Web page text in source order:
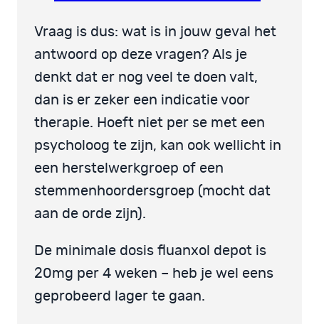
Vraag is dus: wat is in jouw geval het
antwoord op deze vragen? Als je
denkt dat er nog veel te doen valt,
dan is er zeker een indicatie voor
therapie. Hoeft niet per se met een
psycholoog te zijn, kan ook wellicht in
een herstelwerkgroep of een
stemmenhoordersgroep (mocht dat
aan de orde zijn).
De minimale dosis fluanxol depot is
20mg per 4 weken – heb je wel eens
geprobeerd lager te gaan.